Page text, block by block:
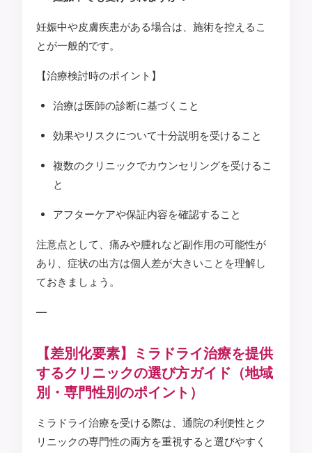
妊娠中や皮膚疾患がある場合は、施術を控えるこ
とが一般的です。
【治療検討時のポイント】
治療は医師の診断に基づくこと
効果やリスクについて十分説明を受けること
複数のクリニックでカウンセリングを受けるこ
と
アフターケアや保証内容を確認すること
注意点として、痛みや腫れなど副作用の可能性が
あり、症状の出方は個人差が大きいことを理解し
ておきましょう。
—
【差別化要素】ミラドライ治療を提供
するクリニックの選び方ガイド（地域
別・専門性別のポイント）
ミラドライ治療を受ける際は、通院の利便性とク
リニックの専門性の両方を重視すると選びやすく